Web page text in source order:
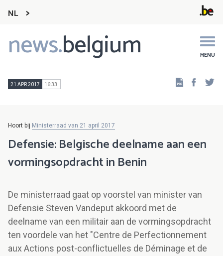
NL
news.belgium MENU
Main
navigation
21 APR 2017 16:33
Hoort bij Ministerraad van 21 april 2017
Defensie: Belgische deelname aan een
vormingsopdracht in Benin
De ministerraad gaat op voorstel van minister van
Defensie Steven Vandeput akkoord met de
deelname van een militair aan de vormingsopdracht
ten voordele van het "Centre de Perfectionnement
aux Actions post-conflictuelles de Déminage et de